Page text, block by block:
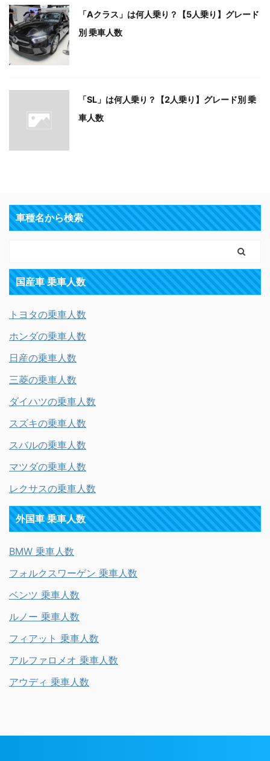
「Aクラス」は何人乗り？【5人乗り】グレード
別 乗車人数
「SL」は何人乗り？【2人乗り】グレード別 乗
車人数
車種名から検索
国産車 乗車人数
トヨタの乗車人数
ホンダの乗車人数
日産の乗車人数
三菱の乗車人数
ダイハツの乗車人数
スズキの乗車人数
スバルの乗車人数
マツダの乗車人数
レクサスの乗車人数
外国車 乗車人数
BMW 乗車人数
フォルクスワーゲン 乗車人数
ベンツ 乗車人数
ルノー 乗車人数
フィアット 乗車人数
アルファロメオ 乗車人数
アウディ 乗車人数